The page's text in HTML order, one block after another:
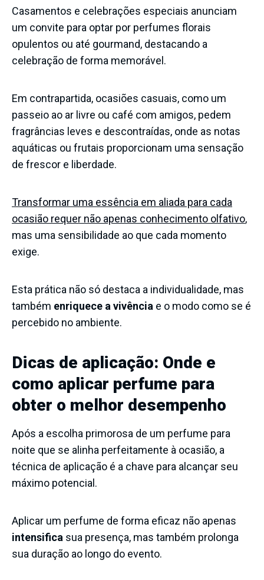
Casamentos e celebrações especiais anunciam
um convite para optar por perfumes florais
opulentos ou até gourmand, destacando a
celebração de forma memorável.
Em contrapartida, ocasiões casuais, como um
passeio ao ar livre ou café com amigos, pedem
fragrâncias leves e descontraídas, onde as notas
aquáticas ou frutais proporcionam uma sensação
de frescor e liberdade.
Transformar uma essência em aliada para cada
ocasião requer não apenas conhecimento olfativo,
mas uma sensibilidade ao que cada momento
exige.
Esta prática não só destaca a individualidade, mas
também enriquece a vivência e o modo como se é
percebido no ambiente.
Dicas de aplicação: Onde e
como aplicar perfume para
obter o melhor desempenho
Após a escolha primorosa de um perfume para
noite que se alinha perfeitamente à ocasião, a
técnica de aplicação é a chave para alcançar seu
máximo potencial.
Aplicar um perfume de forma eficaz não apenas
intensifica sua presença, mas também prolonga
sua duração ao longo do evento.